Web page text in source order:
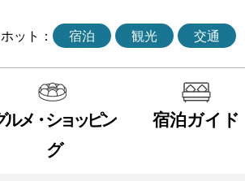
ホット： 宿泊 観光 交通
ルメ・ショッピン
グ
宿泊ガイド